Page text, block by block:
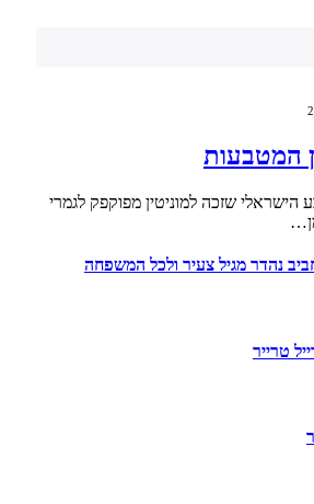
המטבעות
שזכה למוניטין מפוקפק לגמרי
נהדר מגיל צעיר ולכל המשפחה
טרייר